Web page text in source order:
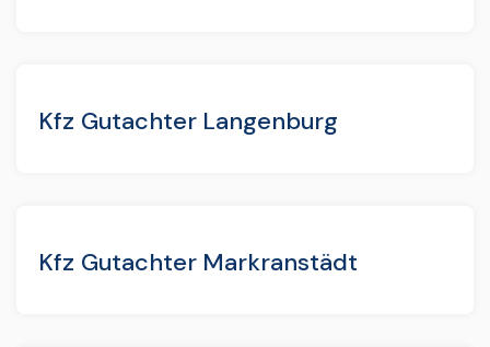
Kfz Gutachter Langenburg
Kfz Gutachter Markranstädt